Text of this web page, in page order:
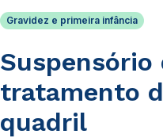
Gravidez e primeira infância
Suspensório
tratamento
quadril